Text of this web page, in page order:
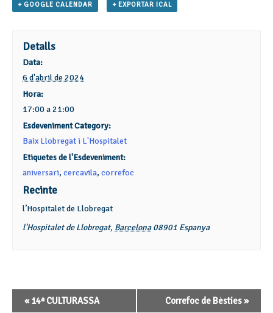
+ GOOGLE CALENDAR + EXPORTAR ICAL
Detalls
Data:
6 d'abril de 2024
Hora:
17:00 a 21:00
Esdeveniment Category:
Baix Llobregat i L'Hospitalet
Etiquetes de l'Esdeveniment:
aniversari,cercavila,correfoc
Recinte
l’Hospitalet de Llobregat
l'Hospitalet de Llobregat, Barcelona 08901 Espanya
Navegació
d'Esdeveniment
«14ª CULTURASSA Correfoc de Bèsties»